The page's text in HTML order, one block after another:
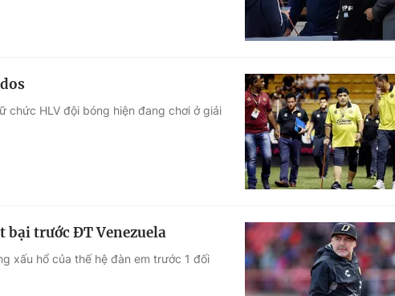
Tư vấn
chức HLV đội bóng hiện đang chơi ở giải
trước ĐT Venezuela
xấu hổ của thế hệ đàn em trước 1 đối